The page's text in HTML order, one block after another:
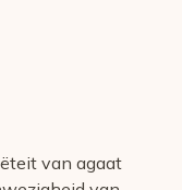
van agaat